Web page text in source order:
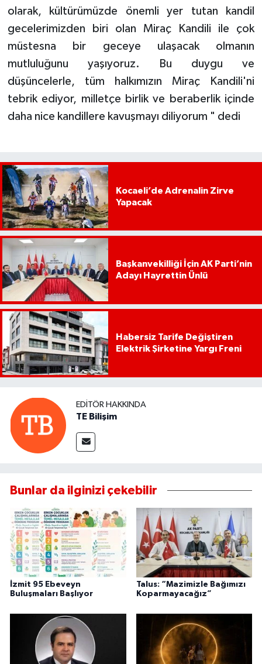
olarak, kültürümüzde önemli yer tutan kandil
gecelerimizden biri olan Miraç Kandili ile çok
müstesna bir geceye ulaşacak olmanın
mutluluğunu yaşıyoruz. Bu duygu ve
düşüncelerle, tüm halkımızın Miraç Kandili'ni
tebrik ediyor, milletçe birlik ve beraberlik içinde
daha nice kandillere kavuşmayı diliyorum " dedi
Kocaeli’de Adrenalin Zirve
Yapacak
Başkanvekilliği İçin AK Parti’nin
Adayı Hayrettin Ünlü
Habersiz Tarife Değiştiren
Elektrik Şirketine Yargı Freni
EDITÖR HAKKINDA
TE Bilişim
Bunlar da ilginizi çekebilir
İzmit 95 Ebeveyn
Buluşmaları Başlıyor
Talus: “Mazimizle Bağımızı
Koparmayacağız”